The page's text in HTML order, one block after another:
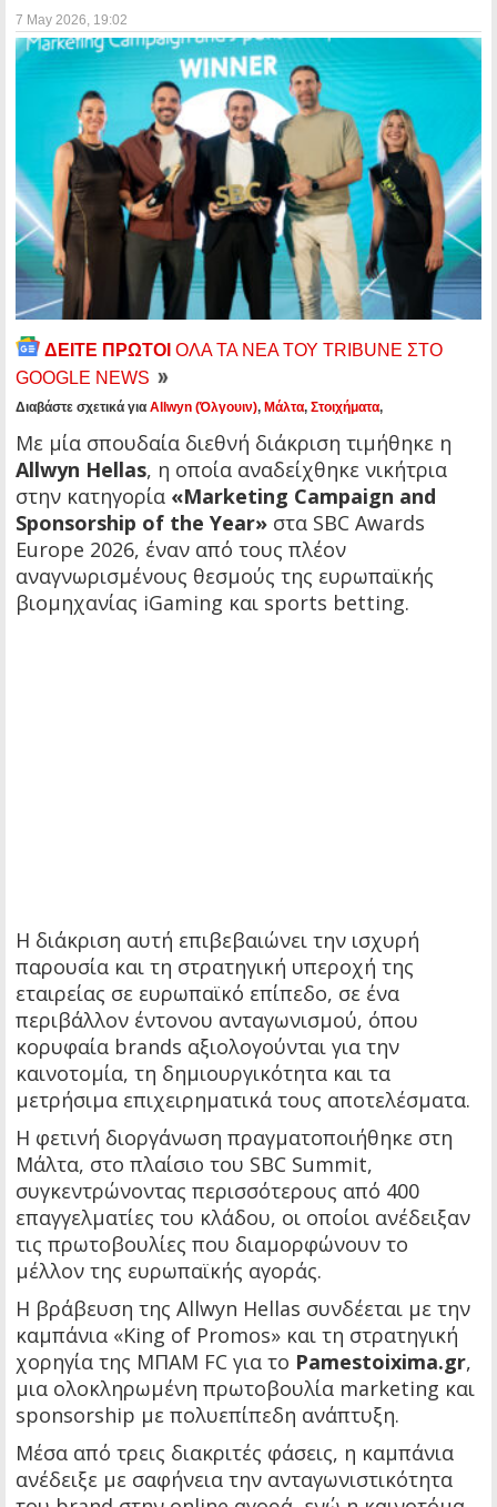
7 May 2026 , 19:02
ΔΕΙΤΕ ΠΡΩΤΟΙ ΟΛΑ ΤΑ ΝΕΑ ΤΟΥ TRIBUNE ΣΤΟ
GOOGLE NEWS
Διαβάστε σχετικά για Allwyn (Όλγουιν), Μάλτα, Στοιχήματα,
Με μία σπουδαία διεθνή διάκριση τιμήθηκε η
Allwyn Hellas, η οποία αναδείχθηκε νικήτρια
στην κατηγορία «Marketing Campaign and
Sponsorship of the Year» στα SBC Awards
Europe 2026, έναν από τους πλέον
αναγνωρισμένους θεσμούς της ευρωπαϊκής
βιομηχανίας iGaming και sports betting.
Η διάκριση αυτή επιβεβαιώνει την ισχυρή
παρουσία και τη στρατηγική υπεροχή της
εταιρείας σε ευρωπαϊκό επίπεδο, σε ένα
περιβάλλον έντονου ανταγωνισμού, όπου
κορυφαία brands αξιολογούνται για την
καινοτομία, τη δημιουργικότητα και τα
μετρήσιμα επιχειρηματικά τους αποτελέσματα.
Η φετινή διοργάνωση πραγματοποιήθηκε στη
Μάλτα, στο πλαίσιο του SBC Summit,
συγκεντρώνοντας περισσότερους από 400
επαγγελματίες του κλάδου, οι οποίοι ανέδειξαν
τις πρωτοβουλίες που διαμορφώνουν το
μέλλον της ευρωπαϊκής αγοράς.
Η βράβευση της Allwyn Hellas συνδέεται με την
καμπάνια «King of Promos» και τη στρατηγική
χορηγία της ΜΠΑΜ FC για το Pamestoixima.gr,
μια ολοκληρωμένη πρωτοβουλία marketing και
sponsorship με πολυεπίπεδη ανάπτυξη.
Μέσα από τρεις διακριτές φάσεις, η καμπάνια
ανέδειξε με σαφήνεια την ανταγωνιστικότητα